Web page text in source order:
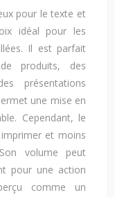
pour le texte et
idéal pour les
Il est parfait
produits, des
présentations
une mise en
Cependant, le
et moins
volume peut
pour une action
comme un